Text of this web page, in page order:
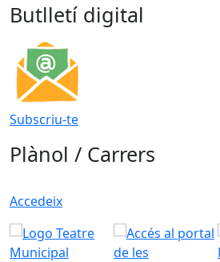
Butlletí digital
Subscriu-te
Plànol / Carrers
Accedeix